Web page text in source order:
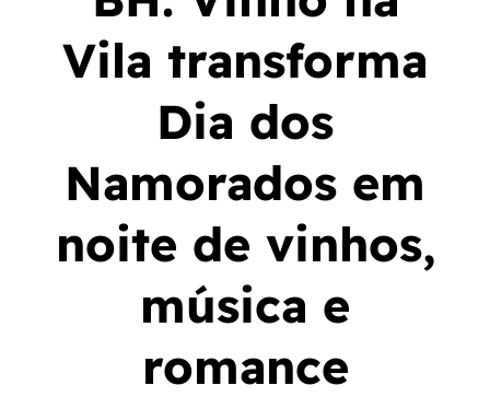
Vila transforma
Dia dos
Namorados em
noite de vinhos,
música e
romance